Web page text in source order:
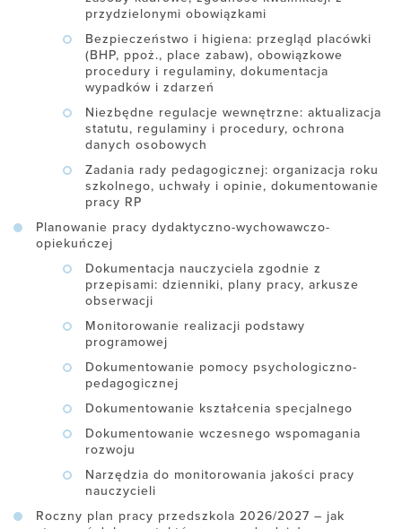
przydzielonymi obowiązkami
Bezpieczeństwo i higiena: przegląd placówki
(BHP, ppoż., place zabaw), obowiązkowe
procedury i regulaminy, dokumentacja
wypadków i zdarzeń
Niezbędne regulacje wewnętrzne: aktualizacja
statutu, regulaminy i procedury, ochrona
danych osobowych
Zadania rady pedagogicznej: organizacja roku
szkolnego, uchwały i opinie, dokumentowanie
pracy RP
Planowanie pracy dydaktyczno-wychowawczo-
opiekuńczej
Dokumentacja nauczyciela zgodnie z
przepisami: dzienniki, plany pracy, arkusze
obserwacji
Monitorowanie realizacji podstawy
programowej
Dokumentowanie pomocy psychologiczno-
pedagogicznej
Dokumentowanie kształcenia specjalnego
Dokumentowanie wczesnego wspomagania
rozwoju
Narzędzia do monitorowania jakości pracy
nauczycieli
Roczny plan pracy przedszkola 2026/2027 – jak